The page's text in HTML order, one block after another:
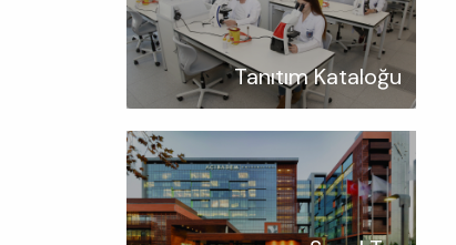
Tanıtım Kataloğu